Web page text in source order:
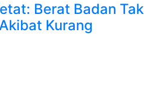
Berat Badan Tak
Kurang